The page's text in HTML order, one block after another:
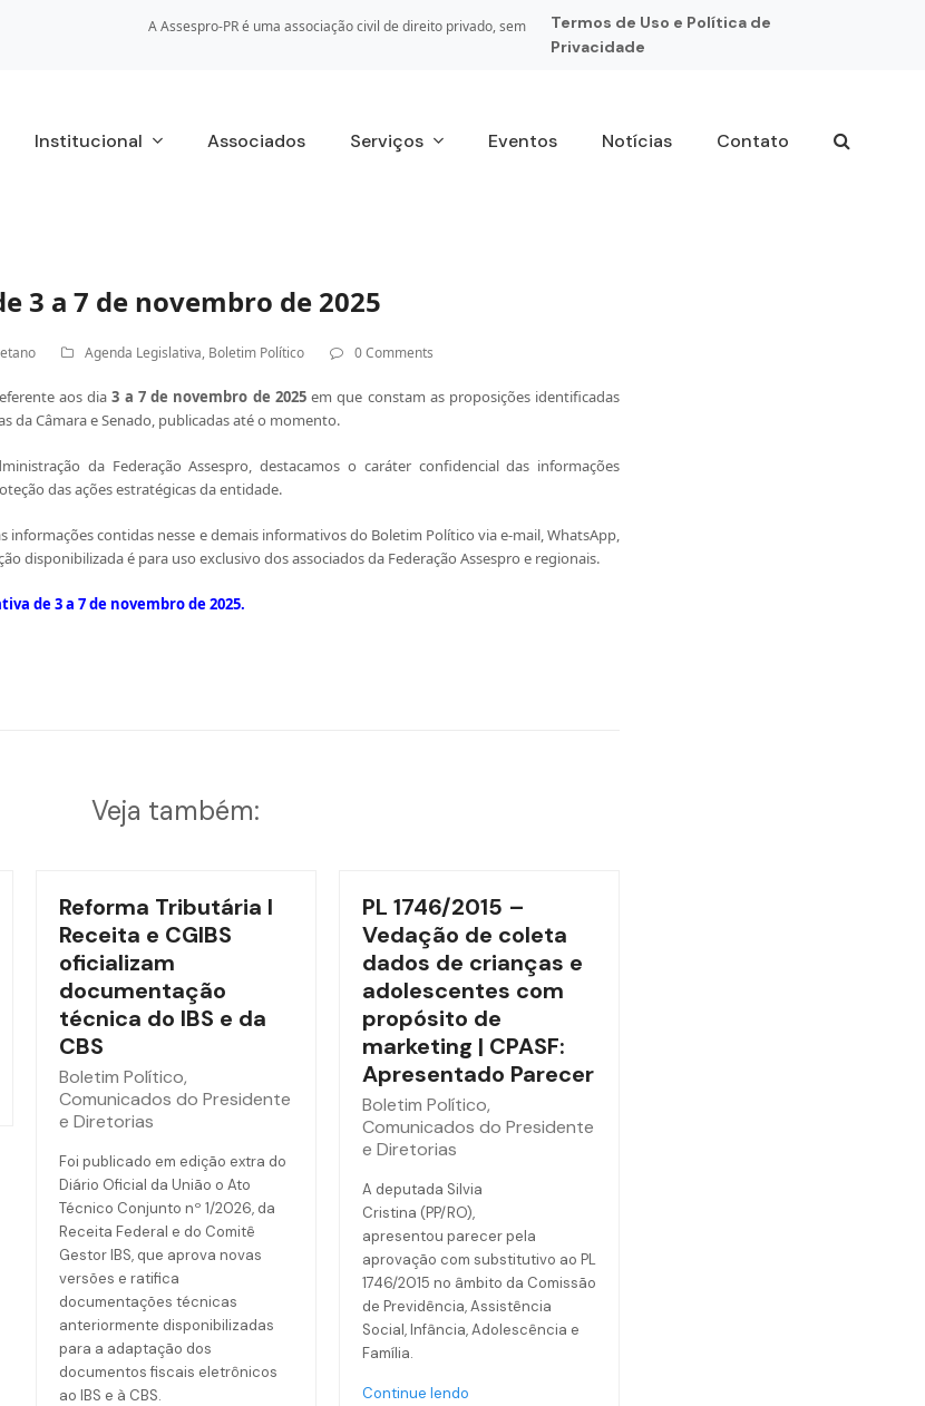
A Assespro-PR é uma associação civil de direito privado, sem
Termos de Uso e Política de
Privacidade
Institucional Associados Serviços Eventos Notícias Contato
3 a 7 de novembro de 2025
Agenda Legislativa, Boletim Político 0 Comments
aos dia 3 a 7 de novembro de 2025em que constam as proposições identificadas
da Câmara e Senado, publicadas até o momento.
da Federação Assespro, destacamos o caráter confidencial das informações
das ações estratégicas da entidade.
contidas nesse e demais informativos do Boletim Político via e-mail, WhatsApp,
disponibilizada é para uso exclusivo dos associados da Federação Assespro e regionais.
de 3 a 7 de novembro de 2025.
Veja também:
Reforma Tributária l
Receita e CGIBS
oficializam
documentação
técnica do IBS e da
CBS
Boletim Político,
Comunicados do Presidente
e Diretorias
Foi publicado em edição extra do
Diário Oficial da União o Ato
Técnico Conjunto nº 1/2026, da
Receita Federal e do Comitê
Gestor IBS, que aprova novas
versões e ratifica
documentações técnicas
anteriormente disponibilizadas
para a adaptação dos
documentos fiscais eletrônicos
ao IBS e à CBS.
PL 1746/2015 –
Vedação de coleta
dados de crianças e
adolescentes com
propósito de
marketing | CPASF:
Apresentado Parecer
Boletim Político,
Comunicados do Presidente
e Diretorias
A deputada Silvia
Cristina (PP/RO),
apresentou parecer pela
aprovação com substitutivo ao PL
1746/2015 no âmbito da Comissão
de Previdência, Assistência
Social, Infância, Adolescência e
Família.
Continue lendo